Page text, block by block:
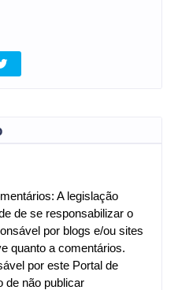
A legislação
de se responsabilizar o
por blogs e/ou sites
quanto a comentários.
por este Portal de
de não publicar